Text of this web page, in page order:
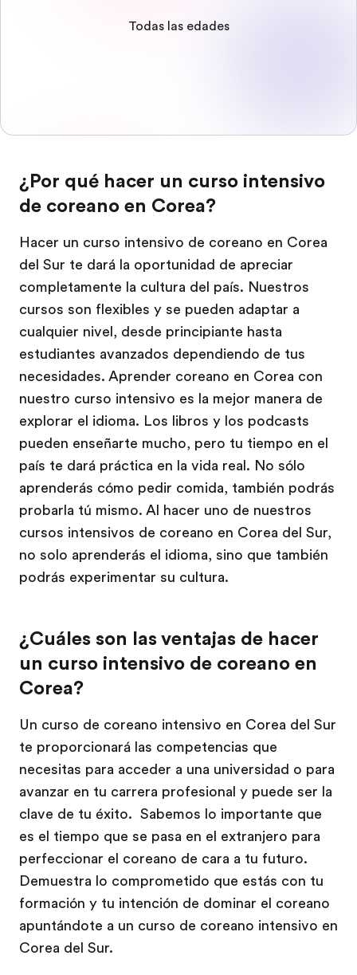
Todas las edades
¿Por qué hacer un curso intensivo
de coreano en Corea?
Hacer un curso intensivo de coreano en Corea
del Sur te dará la oportunidad de apreciar
completamente la cultura del país. Nuestros
cursos son flexibles y se pueden adaptar a
cualquier nivel, desde principiante hasta
estudiantes avanzados dependiendo de tus
necesidades. Aprender coreano en Corea con
nuestro curso intensivo es la mejor manera de
explorar el idioma. Los libros y los podcasts
pueden enseñarte mucho, pero tu tiempo en el
país te dará práctica en la vida real. No sólo
aprenderás cómo pedir comida, también podrás
probarla tú mismo. Al hacer uno de nuestros
cursos intensivos de coreano en Corea del Sur,
no solo aprenderás el idioma, sino que también
podrás experimentar su cultura.
¿Cuáles son las ventajas de hacer
un curso intensivo de coreano en
Corea?
Un curso de coreano intensivo en Corea del Sur
te proporcionará las competencias que
necesitas para acceder a una universidad o para
avanzar en tu carrera profesional y puede ser la
clave de tu éxito. Sabemos lo importante que
es el tiempo que se pasa en el extranjero para
perfeccionar el coreano de cara a tu futuro.
Demuestra lo comprometido que estás con tu
formación y tu intención de dominar el coreano
apuntándote a un curso de coreano intensivo en
Corea del Sur.